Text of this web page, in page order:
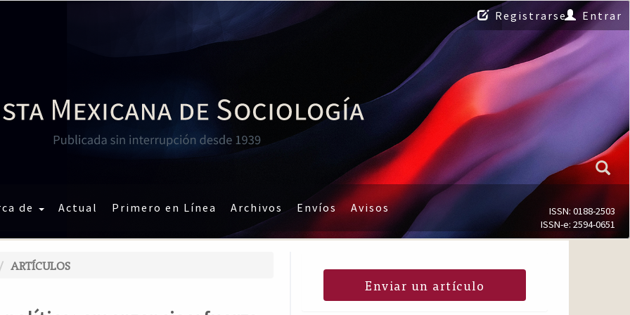
Registrarse Entrar
ISSN: 0188-2503
ISSN-e: 2594-0651
de Actual Primero en Línea Archivos Envíos Avisos
ARTÍCULOS
Enviar un artículo